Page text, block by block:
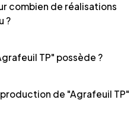
combien de réalisations
?
TP" possède ?
de "Agrafeuil TP"